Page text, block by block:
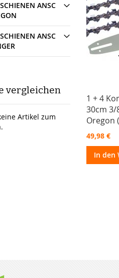
1 + 4
30cm 3/
Oregon
49,98 €
In den
ANSC
ANSC
vergleichen
Artikel zum